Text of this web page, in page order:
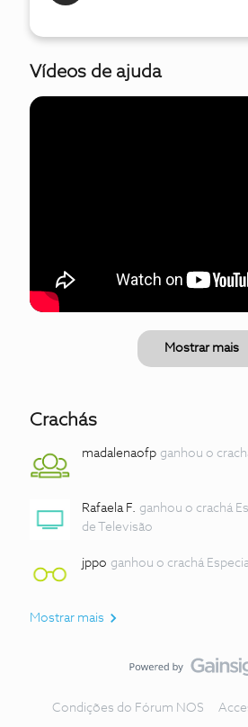
Vídeos de ajuda
Mostrar mais
Crachás
madalenaofp ganhou o
Rafaela F.
ganhou o crachá
de Televisão
jppo ganhou o crachá
Mostrar mais
Condições do Fórum NOS